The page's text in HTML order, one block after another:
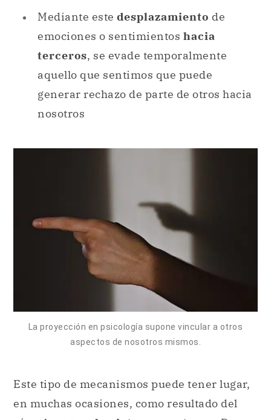
generar rechazo de parte de otros hacia
nosotros
La proyección en psicología supone vincular a otros
aspectos de nosotros mismos.
Este tipo de mecanismos puede tener lugar,
en muchas ocasiones, como resultado del
vínculo entre
algunas necesidades básicas e
indispensables para nuestra supervivencia